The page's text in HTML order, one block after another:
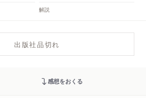
解説
出版社品切れ
感想をおくる